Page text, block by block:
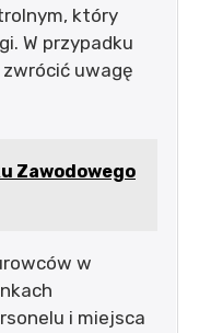
który
W przypadku
uwagę
Zawodowego
w
i miejsca